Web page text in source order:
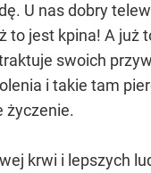
U nas dobry
to jest kpina! A już
swoich
i takie tam
życzenie.
krwi i lepszych